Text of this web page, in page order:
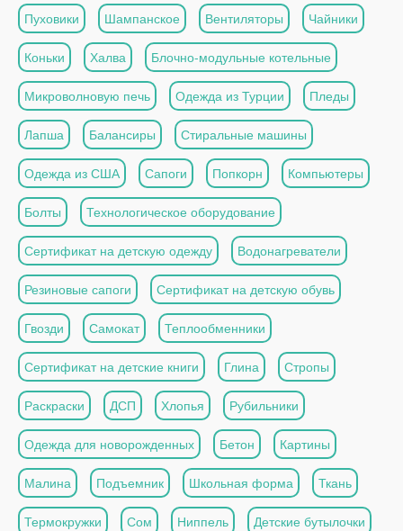
Пуховики Шампанское Вентиляторы Чайники
Коньки Халва Блочно-модульные котельные
Микроволновую печь Одежда из Турции Пледы
Лапша Балансиры Стиральные машины
Одежда из США Сапоги Попкорн Компьютеры
Болты Технологическое оборудование
Сертификат на детскую одежду Водонагреватели
Резиновые сапоги Сертификат на детскую обувь
Гвозди Самокат Теплообменники
Сертификат на детские книги Глина Стропы
Раскраски ДСП Хлопья Рубильники
Одежда для новорожденных Бетон Картины
Малина Подъемник Школьная форма Ткань
Термокружки Сом Ниппель Детские бутылочки